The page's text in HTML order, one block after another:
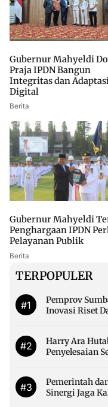
Gubernur Mahyeldi
Praja IPDN Bangun
Integritas dan
Digital
Berita
Gubernur Mahyeldi
Penghargaan IPDN
Pelayanan Publik
Berita
TERPOPULER
#1
Pemprov
Inovasi Riset
#2
Harry Ara
Penyelesaian
#3
Pemerintah
Sinergi Jaga